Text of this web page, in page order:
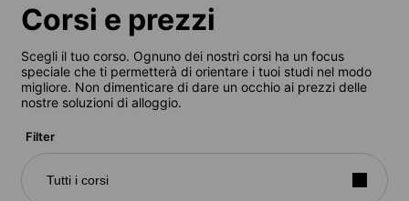
Corsi e prezzi
Scegli il tuo corso. Ognuno dei nostri corsi ha un focus
speciale che ti permetterà di orientare i tuoi studi nel modo
migliore. Non dimenticare di dare un occhio ai prezzi delle
nostre soluzioni di alloggio.
Filter
Tutti i corsi